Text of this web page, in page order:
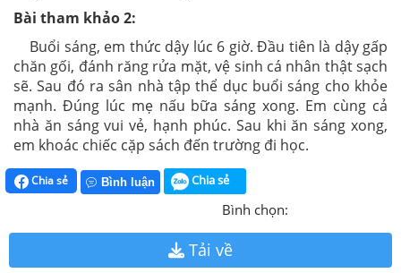
Bài tham khảo 2:
Buổi sáng, em thức dậy lúc 6 giờ. Đầu tiên là dậy gấp
chăn gối, đánh răng rửa mặt, vệ sinh cá nhân thật sạch
sẽ. Sau đó ra sân nhà tập thể dục buổi sáng cho khỏe
mạnh. Đúng lúc mẹ nấu bữa sáng xong. Em cùng cả
nhà ăn sáng vui vẻ, hạnh phúc. Sau khi ăn sáng xong,
em khoác chiếc cặp sách đến trường đi học.
Chia sẻ Bình luận Chia sẻ
Bình chọn:
Tải về